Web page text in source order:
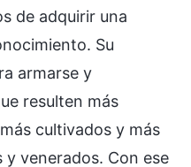
de adquirir una
Su
armarse y
resulten más
cultivados y más
y venerados. Con ese